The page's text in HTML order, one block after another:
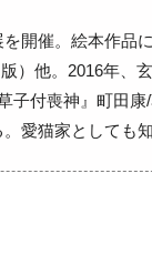
開催。絵本作品
）他。2016年
子付喪神』町田
愛猫家としても